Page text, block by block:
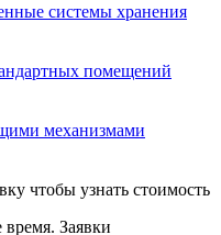
системы хранения
помещений
механизмами
чтобы узнать стоимость
Заявки